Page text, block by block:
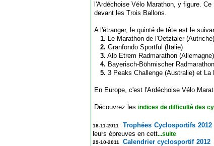
l'Ardéchoise Vélo Marathon, y figure.
devant les Trois Ballons.
A l'étranger, le quinté de tête est le
1. Le Marathon de l'Oetztaler (Autriche)
2. Granfondo Sportful (Italie)
3. Alb Etrem Radmarathon (Allemagne)
4. Bayerisch-Böhmischer
5. 3 Peaks Challenge (Australie) et La
En Europe, c'est l'Ardéchoise Vélo
Découvrez les indices de difficulté des
18-11-2011 Trophées Cyclosportifs 2012
leurs épreuves en cett...suite
29-10-2011 Calendrier cyclosportif 2012